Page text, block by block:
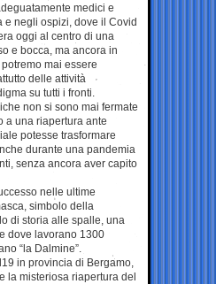
medici e
negli ospizi, dove il Covid
oggi al centro di una
e bocca, ma ancora in
mai essere
delle attività
su tutti i fronti.
non si sono mai fermate
a una riapertura ante
potesse trasformare
durante una pandemia
senza ancora aver capito
nelle ultime
simbolo della
di storia alle spalle, una
dove lavorano 1300
“la Dalmine”.
in provincia di Bergamo,
la misteriosa riapertura del